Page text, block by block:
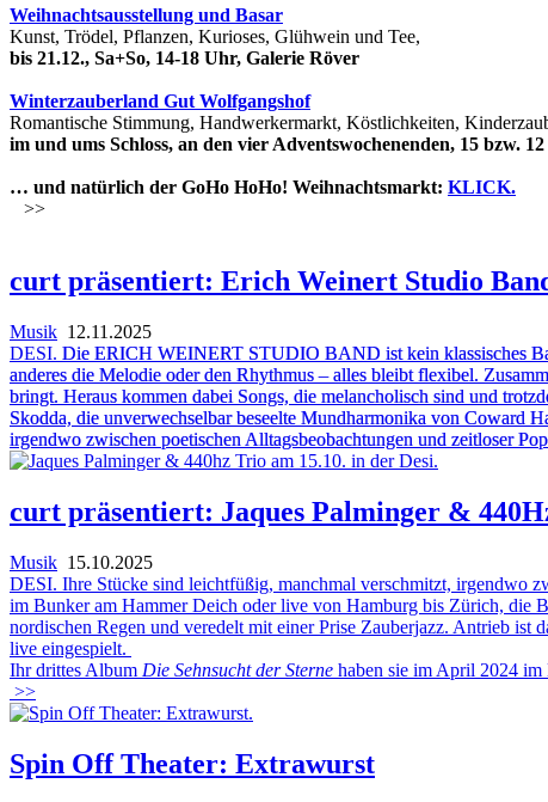
Weihnachtsausstellung und Basar
Kunst, Trödel, Pflanzen, Kurioses, Glühwein und Tee,
bis 21.12., Sa+So, 14-18 Uhr, Galerie Röver
Winterzauberland Gut Wolfgangshof
Romantische Stimmung, Handwerkermarkt, Köstlichkeiten,
im und ums Schloss, an den vier Adventswochenenden, 15 bzw.
… und natürlich der GoHo HoHo! Weihnachtsmarkt: KLICK.
>>
curt präsentiert: Erich Weinert Studio
Musik 12.11.2025
DESI. Die ERICH WEINERT STUDIO BAND ist kein klassisches
anderes die Melodie oder den Rhythmus – alles bleibt flexibel.
bringt. Heraus kommen dabei Songs, die melancholisch sind und
Skodda, die unverwechselbar beseelte Mundharmonika von Coward
irgendwo zwischen poetischen Alltagsbeobachtungen und zeitloser
curt präsentiert: Jaques Palminger &
Musik 15.10.2025
DESI. Ihre Stücke sind leichtfüßig, manchmal verschmitzt, irgendwo
im Bunker am Hammer Deich oder live von Hamburg bis Zürich, die
nordischen Regen und veredelt mit einer Prise Zauberjazz. Antrieb ist
live eingespielt.
Ihr drittes Album Die Sehnsucht der Sterne haben sie im April 2024 im
>>
Spin Off Theater: Extrawurst